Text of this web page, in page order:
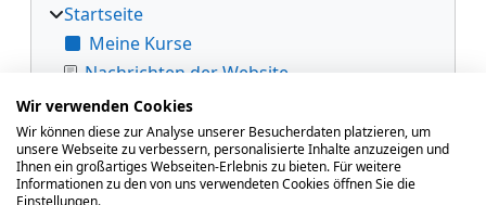
Startseite
Meine Kurse
Nachrichten der Website
Meine Kurse
Kurse
VHS-Lehrgangszentrum
Yogalehrer/in 2026
Wir verwenden Cookies
Wir können diese zur Analyse unserer Besucherdaten platzieren, um
unsere Webseite zu verbessern, personalisierte Inhalte anzuzeigen und
Ihnen ein großartiges Webseiten-Erlebnis zu bieten. Für weitere
Informationen zu den von uns verwendeten Cookies öffnen Sie die
Einstellungen.